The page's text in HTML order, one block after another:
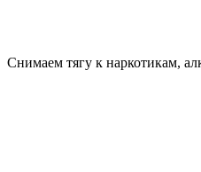
Снимаем тягу к наркотикам,